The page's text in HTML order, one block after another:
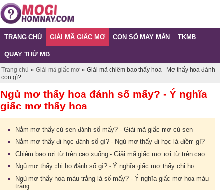
TRANG CHỦ GIẢI MÃ GIẤC MƠ CON SỐ MAY MẮN TKMB
QUAY THỬ MB
Trang chủ » Giải mã giấc mơ » Giải mã chiêm bao thấy hoa - Mơ thấy hoa đánh
con gì?
Ngủ mơ thấy hoa đánh số mấy? - Ý nghĩa
giấc mơ thấy hoa
Nằm mơ thấy củ sen đánh số mấy? - Giải mã giấc mơ củ sen
Nằm mơ thấy đi học đánh số gì? - Ngủ mơ thấy đi học là điềm gì?
Chiêm bao rơi từ trên cao xuống - Giải mã giấc mơ rơi từ trên cao
Ngủ mơ thấy chị họ đánh số gì? - Ý nghĩa giấc mơ thấy chị họ
Ngủ mơ thấy hoa màu trắng là số mấy? - Ý nghĩa giấc mơ hoa màu
trắng